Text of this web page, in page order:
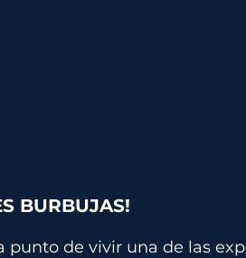
BURBUJAS!
punto de vivir una de las